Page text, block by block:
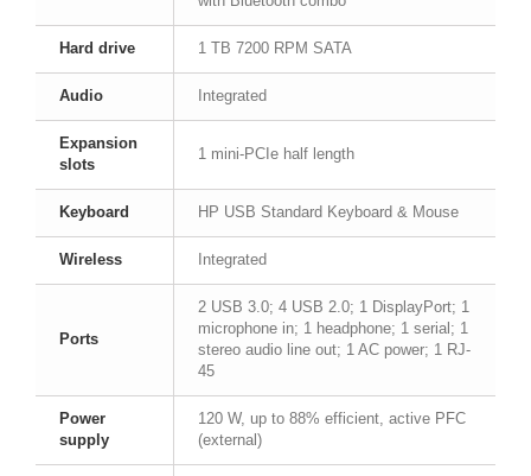
Hard drive 1 TB 7200 RPM SATA
Audio Integrated
Expansion
slots
1 mini-PCIe half length
Keyboard HP USB Standard Keyboard & Mouse
Wireless Integrated
Ports
2 USB 3.0; 4 USB 2.0; 1 DisplayPort; 1
microphone in; 1 headphone; 1 serial; 1
stereo audio line out; 1 AC power; 1 RJ-
45
Power
supply
120 W, up to 88% efficient, active PFC
(external)